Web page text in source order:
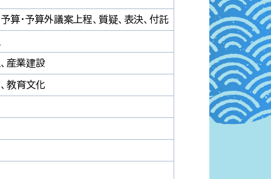
算・予算外議案上程、質疑、表決、付託
産業建設
教育文化